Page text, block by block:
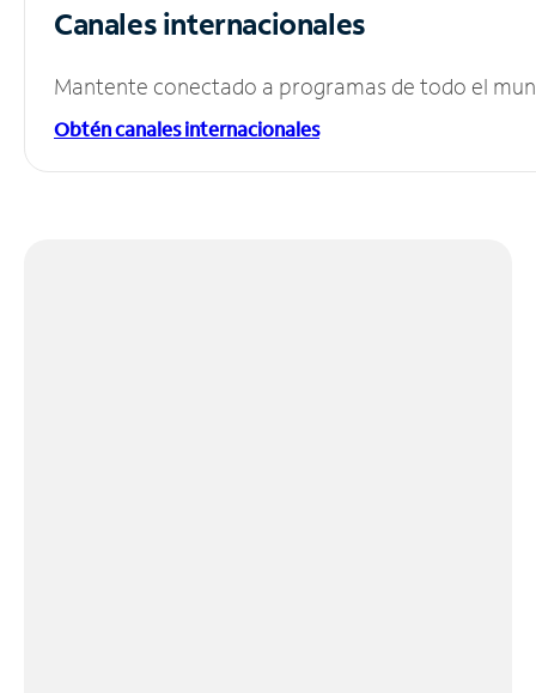
Canales internacionales
Mantente conectado a programas de todo el
Obtén canales internacionales